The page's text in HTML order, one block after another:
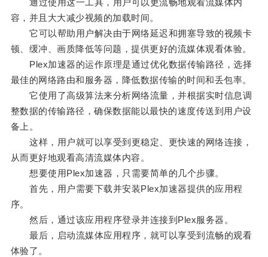
通过使用这一工具，用户可以更流畅地观看流媒体内
容，并且大大减少视频的加载时间。
它可以帮助用户解决由于网络延迟和拥塞导致的视频卡
顿、缓冲、画质降低等问题，提供更好的流媒体观看体验。
Plex加速器的运作原理是通过优化数据传输路径，选择
最佳的网络路由和服务器，降低数据传输的时间和丢包率。
它使用了高级算法来分析网络流量，并根据实时信息调
整数据的传输路径，确保数据能以最快的速度传送到用户设
备上。
这样，用户就可以享受到更稳定、更快速的网络连接，
从而更好地观看高清流媒体内容。
想要使用Plex加速器，只需要简单的几个步骤。
首先，用户需要下载并安装Plex加速器提供的应用程
序。
然后，通过该应用程序登录并连接到Plex服务器。
最后，启动流媒体应用程序，就可以享受到流畅的观看
体验了。